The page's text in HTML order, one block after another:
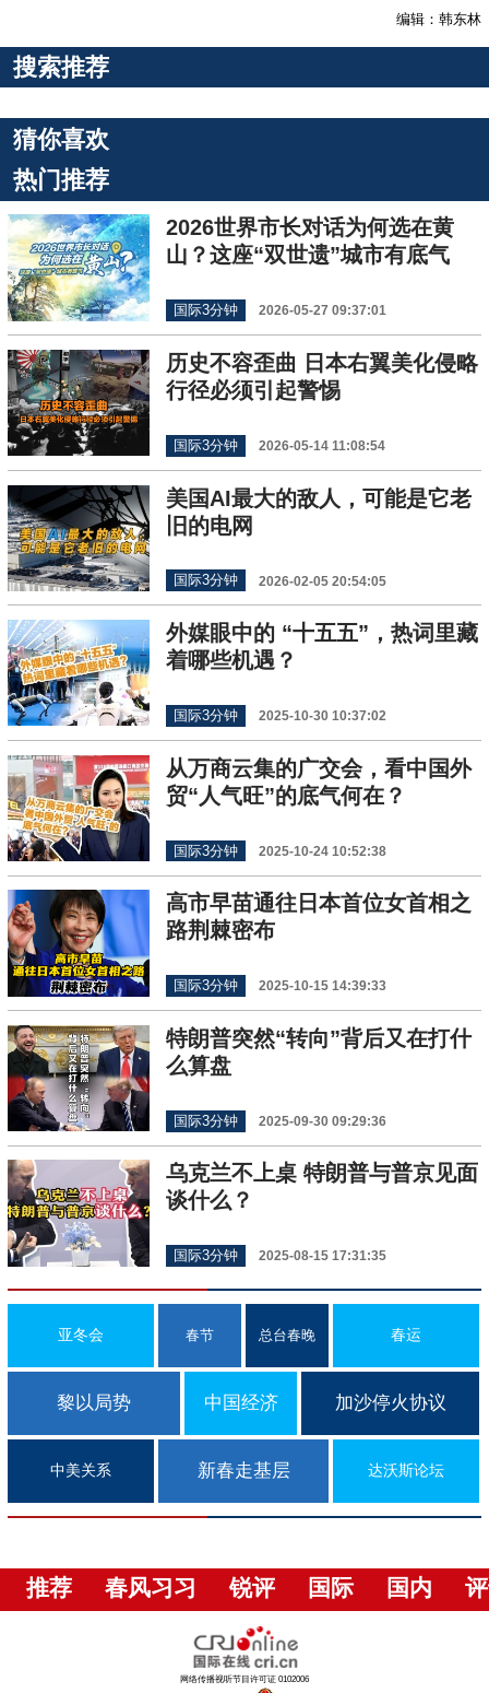
编辑：韩东林
搜索推荐
猜你喜欢
热门推荐
2026世界市长对话为何选在黄
山？这座“双世遗”城市有底气
国际3分钟 2026-05-27 09:37:01
历史不容歪曲 日本右翼美化侵略
行径必须引起警惕
国际3分钟 2026-05-14 11:08:54
美国AI最大的敌人，可能是它老
旧的电网
国际3分钟 2026-02-05 20:54:05
外媒眼中的 “十五五”，热词里藏
着哪些机遇？
国际3分钟 2025-10-30 10:37:02
从万商云集的广交会，看中国外
贸“人气旺”的底气何在？
国际3分钟 2025-10-24 10:52:38
高市早苗通往日本首位女首相之
路荆棘密布
国际3分钟 2025-10-15 14:39:33
特朗普突然“转向”背后又在打什
么算盘
国际3分钟 2025-09-30 09:29:36
乌克兰不上桌 特朗普与普京见面
谈什么？
国际3分钟 2025-08-15 17:31:35
亚冬会 春节 总台春晚 春运
黎以局势 中国经济 加沙停火协议
中美关系 新春走基层 达沃斯论坛
推荐 春风习习 锐评 国际 国内
网络传播视听节目许可证 0102006